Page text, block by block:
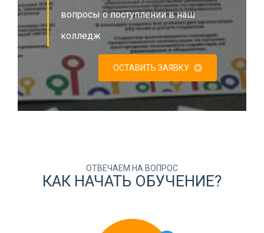
вопросы о поступлении в наш
колледж
ОСТАВИТЬ ЗАЯВКУ
ОТВЕЧАЕМ НА ВОПРОС
КАК НАЧАТЬ ОБУЧЕНИЕ?